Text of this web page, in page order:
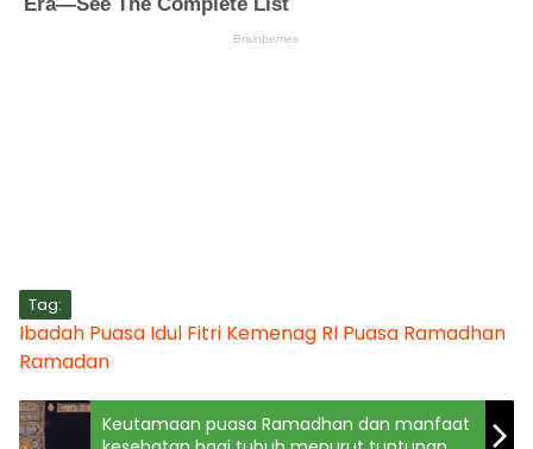
Tag:
Ibadah Puasa Idul Fitri Kemenag RI Puasa Ramadhan
Ramadan
Keutamaan puasa Ramadhan dan manfaat